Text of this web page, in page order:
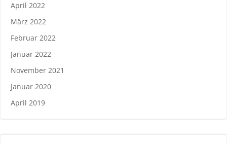
April 2022
März 2022
Februar 2022
Januar 2022
November 2021
Januar 2020
April 2019